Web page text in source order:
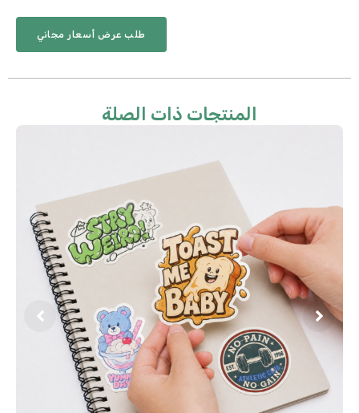
طلب عرض أسعار مجاني
المنتجات ذات الصلة